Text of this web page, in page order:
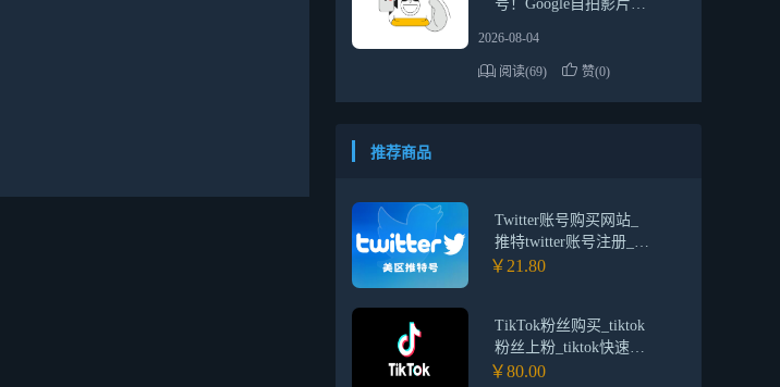
号！Google自拍影片验
2026-08-04
阅读(69) 赞(0)
推荐商品
Twitter账号购买网站_
推特twitter账号注册_美
国推特账号交易平台
￥21.80
TikTok粉丝购买_tiktok
粉丝上粉_tiktok快速涨
粉平台
￥80.00